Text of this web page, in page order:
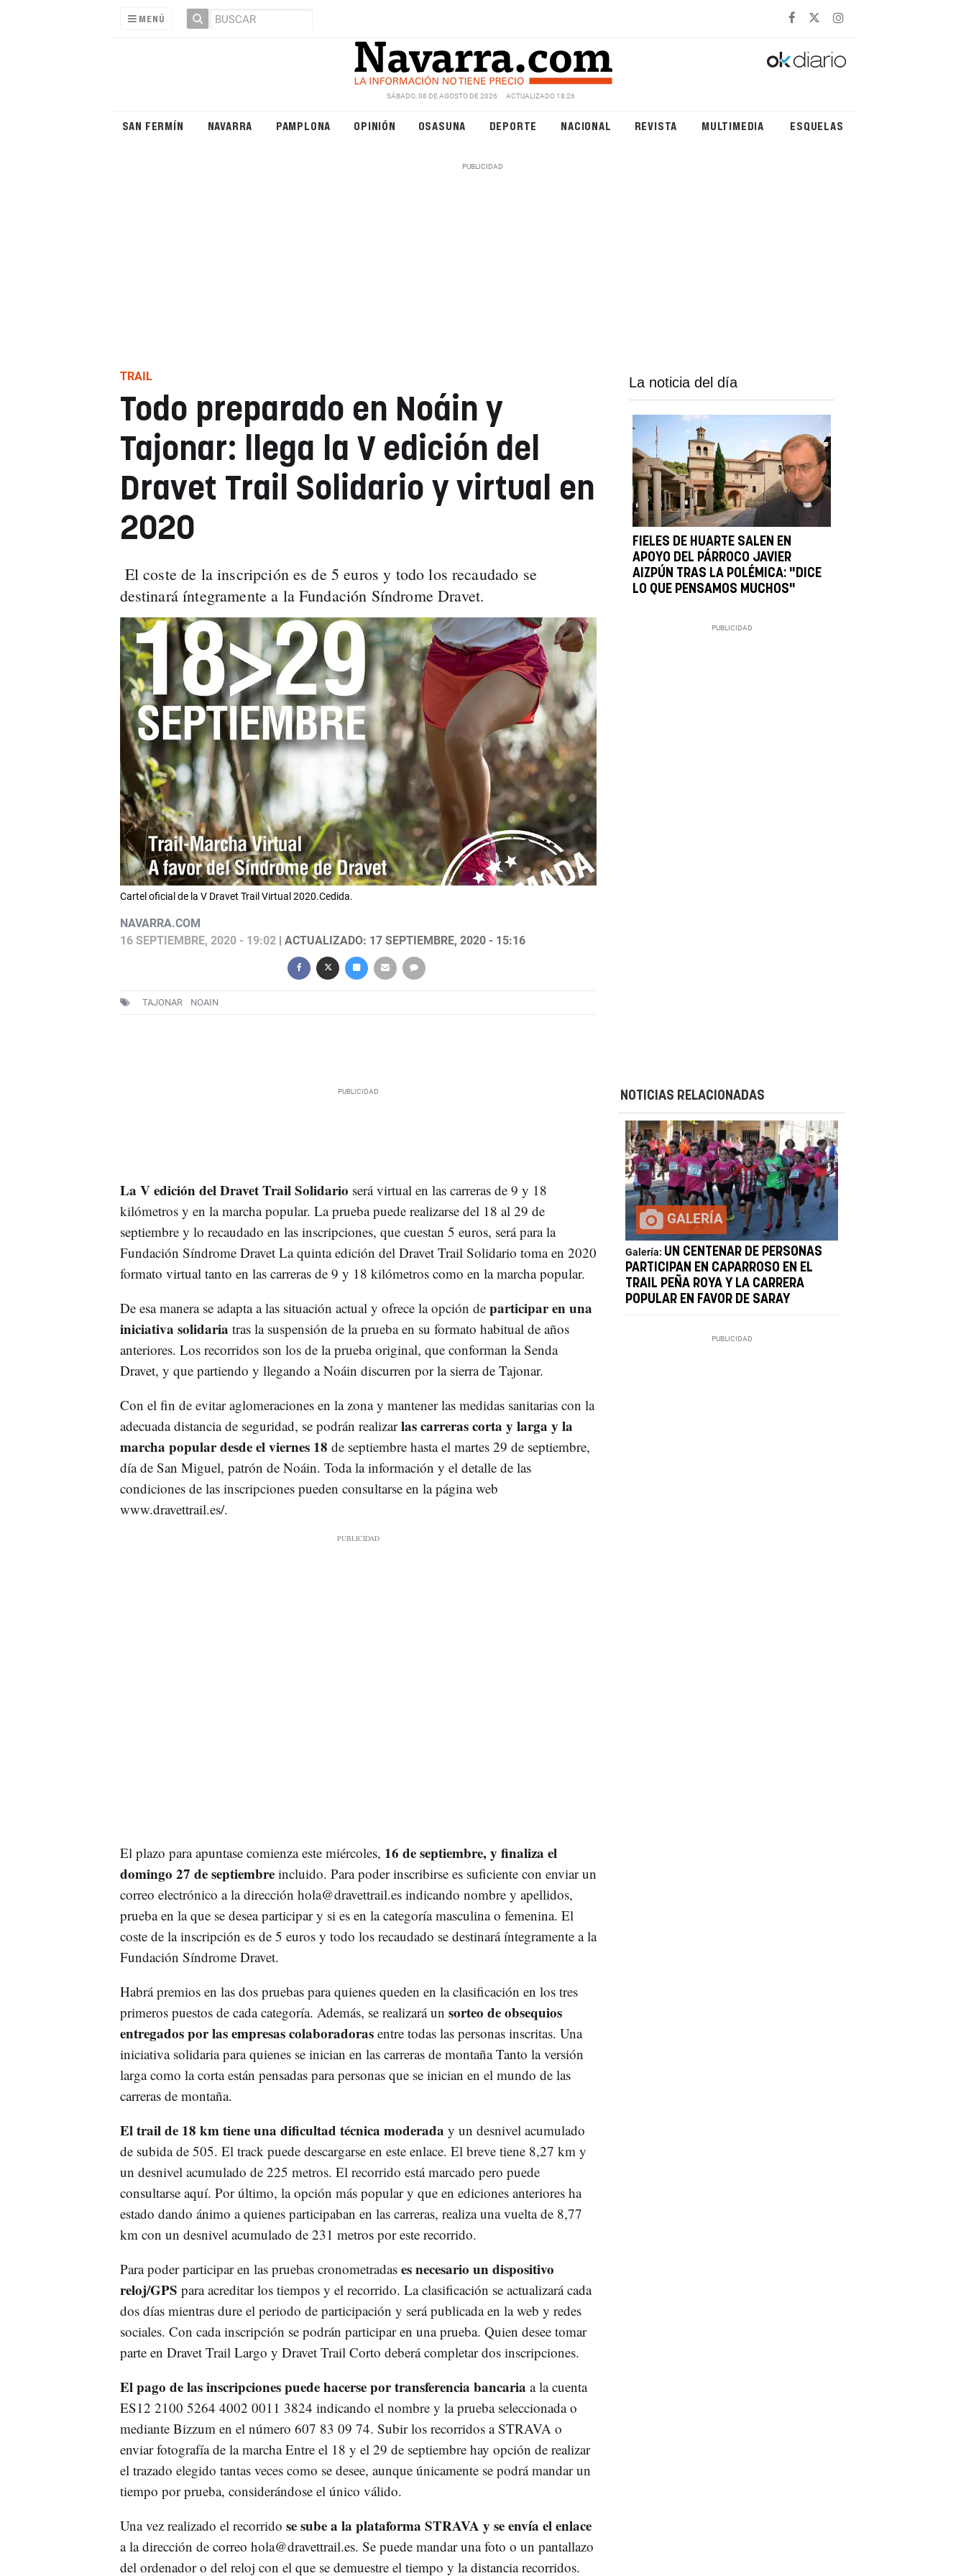
MENÚ
SÁBADO, 08 DE AGOSTO DE 2026 ACTUALIZADO 18:26
SAN FERMÍN NAVARRA PAMPLONA OPINIÓN OSASUNA DEPORTE NACIONAL REVISTA MULTIMEDIA ESQUELAS
TRAIL
Todo preparado en Noáin y
Tajonar: llega la V edición del
Dravet Trail Solidario y virtual en
2020
El coste de la inscripción es de 5 euros y todo los recaudado se
destinará íntegramente a la Fundación Síndrome Dravet.
Cartel oficial de la V Dravet Trail Virtual 2020.Cedida.
NAVARRA.COM
16 SEPTIEMBRE, 2020 - 19:02| ACTUALIZADO: 17 SEPTIEMBRE, 2020 - 15:16
TAJONAR NOAIN
La noticia del día
FIELES DE HUARTE SALEN EN
APOYO DEL PÁRROCO JAVIER
AIZPÚN TRAS LA POLÉMICA: "DICE
LO QUE PENSAMOS MUCHOS"
La V edición del Dravet Trail Solidario será virtual en las carreras de 9 y 18
kilómetros y en la marcha popular. La prueba puede realizarse del 18 al 29 de
septiembre y lo recaudado en las inscripciones, que cuestan 5 euros, será para la
Fundación Síndrome Dravet La quinta edición del Dravet Trail Solidario toma en 2020
formato virtual tanto en las carreras de 9 y 18 kilómetros como en la marcha popular.
De esa manera se adapta a las situación actual y ofrece la opción departicipar en una
iniciativa solidaria tras la suspensión de la prueba en su formato habitual de años
anteriores. Los recorridos son los de la prueba original, que conforman la Senda
Dravet, y que partiendo y llegando a Noáin discurren por la sierra de Tajonar.
Con el fin de evitar aglomeraciones en la zona y mantener las medidas sanitarias con la
adecuada distancia de seguridad, se podrán realizarlas carreras corta y larga y la
marcha popular desde el viernes 18 de septiembre hasta el martes 29 de septiembre,
día de San Miguel, patrón de Noáin. Toda la información y el detalle de las
condiciones de las inscripciones pueden consultarse en la página web
www.dravettrail.es/.
El plazo para apuntase comienza este miércoles, 16 de septiembre, y finaliza el
domingo 27 de septiembreincluido. Para poder inscribirse es suficiente con enviar un
correo electrónico a la dirección hola@dravettrail.esindicando nombre y apellidos,
prueba en la que se desea participar y si es en la categoría masculina o femenina. El
coste de la inscripción es de 5 euros y todo los recaudado se destinará íntegramente a la
Fundación Síndrome Dravet.
Habrá premios en las dos pruebas para quienes queden en la clasificación en los tres
primeros puestos de cada categoría. Además, se realizará un sorteo de obsequios
entregados por las empresas colaboradorasentre todas las personas inscritas. Una
iniciativa solidaria para quienes se inician en las carreras de montaña Tanto la versión
larga como la corta están pensadas para personas que se inician en el mundo de las
carreras de montaña.
El trail de 18 km tiene una dificultad técnica moderada y un desnivel acumulado
de subida de 505. El track puede descargarse en este enlace. El breve tiene 8,27 km y
un desnivel acumulado de 225 metros. El recorrido está marcado pero puede
consultarse aquí. Por último, la opción más popular y que en ediciones anteriores ha
estado dando ánimo a quienes participaban en las carreras, realiza una vuelta de 8,77
km con un desnivel acumulado de 231 metros por este recorrido.
Para poder participar en las pruebas cronometradases necesario un dispositivo
reloj/GPS para acreditar los tiempos y el recorrido. La clasificación se actualizará cada
dos días mientras dure el periodo de participación y será publicada en la web y redes
sociales. Con cada inscripción se podrán participar en una prueba. Quien desee tomar
parte en Dravet Trail Largo y Dravet Trail Corto deberá completar dos inscripciones.
El pago de las inscripciones puede hacerse por transferencia bancaria a la cuenta
ES12 2100 5264 4002 0011 3824 indicando el nombre y la prueba seleccionada o
mediante Bizzum en el número 607 83 09 74. Subir los recorridos a STRAVA o
enviar fotografía de la marcha Entre el 18 y el 29 de septiembre hay opción de realizar
el trazado elegido tantas veces como se desee, aunque únicamente se podrá mandar un
tiempo por prueba, considerándose el único válido.
Una vez realizado el recorrido se sube a la plataforma STRAVA y se envía el enlace
a la dirección de correo hola@dravettrail.es. Se puede mandar una foto o un pantallazo
del ordenador o del reloj con el que se demuestre el tiempo y la distancia recorridos.
NOTICIAS RELACIONADAS
GALERÍA
Galería: UN CENTENAR DE PERSONAS
PARTICIPAN EN CAPARROSO EN EL
TRAIL PEÑA ROYA Y LA CARRERA
POPULAR EN FAVOR DE SARAY